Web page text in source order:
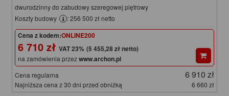
dwurodzinny do zabudowy szeregowej piętrowy
Koszty budowy
: 256 500 zł netto
Cena z kodem:ONLINE200
6 710 zł (5 455,28 zł netto)
na zamówienia przezwww.archon.pl
Cena regularna 6 910 zł
Najniższa cena z 30 dni przed obniżką 6 660 zł